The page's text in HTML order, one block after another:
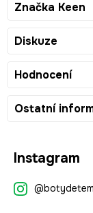
Značka Keen
Diskuze
Hodnocení
Ostatní
Instagram
@botydetem